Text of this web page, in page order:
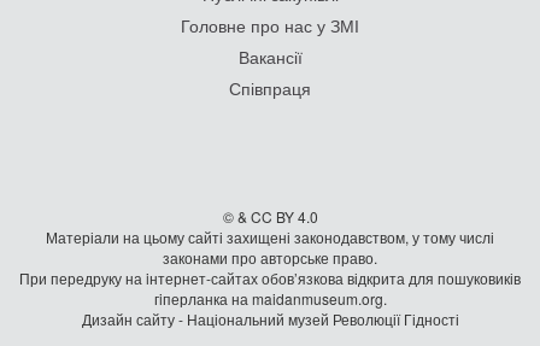
Головне про нас у ЗМІ
Вакансії
Співпраця
© & CC BY 4.0
Матеріали на цьому сайті захищені законодавством, у тому числі
законами про авторське право.
При передруку на iнтернет-сайтах обов’язкова відкрита для пошуковиків
гiперланка на maidanmuseum.org.
Дизайн сайту - Національний музей Революції Гідності